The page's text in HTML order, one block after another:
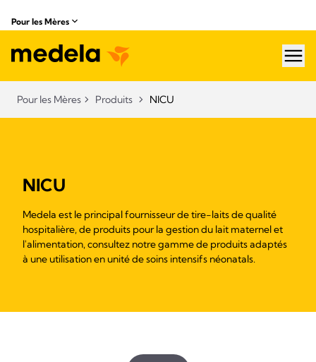
Pour les Mères
Pour les Mères Produits NICU
NICU
Medela est le principal fournisseur de tire-laits de qualité
hospitalière, de produits pour la gestion du lait maternel et
l'alimentation, consultez notre gamme de produits adaptés
à une utilisation en unité de soins intensifs néonatals.